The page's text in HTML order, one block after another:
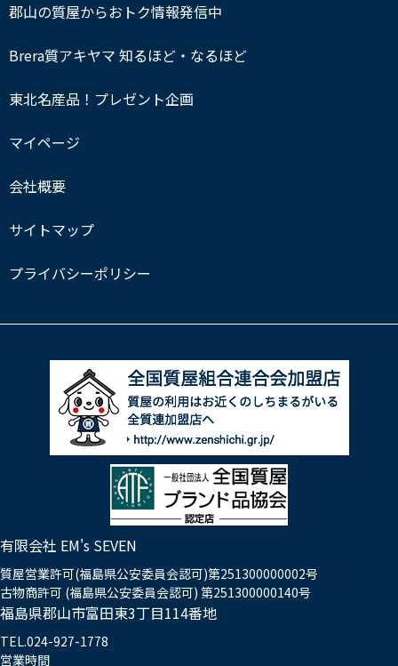
郡山の質屋からおトク情報発信中
Brera質アキヤマ 知るほど・なるほど
東北名産品！プレゼント企画
マイページ
会社概要
サイトマップ
プライバシーポリシー
有限会社 EM's SEVEN
質屋営業許可(福島県公安委員会認可)第251300000002号
古物商許可 (福島県公安委員会認可) 第251300000140号
福島県郡山市富田東3丁目114番地
TEL.024-927-1778
営業時間